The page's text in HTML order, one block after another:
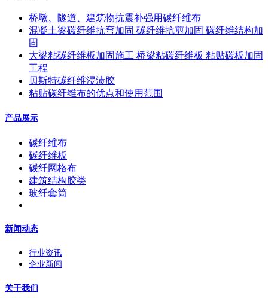
桥墩、隧道、建筑物抗震补强用碳纤维布
混凝土梁碳纤维抗弯加固 碳纤维抗剪加固 碳纤维结构加
固
大梁粘碳纤维板加固施工 桥梁粘碳纤维板 粘贴碳板加固
工程
贝斯特碳纤维浸渍胶
粘贴碳纤维布的优点和使用范围
产品展示
碳纤维布
碳纤维板
碳纤网格布
建筑结构胶类
玻纤套筒
新闻动态
行业资讯
企业新闻
关于我们